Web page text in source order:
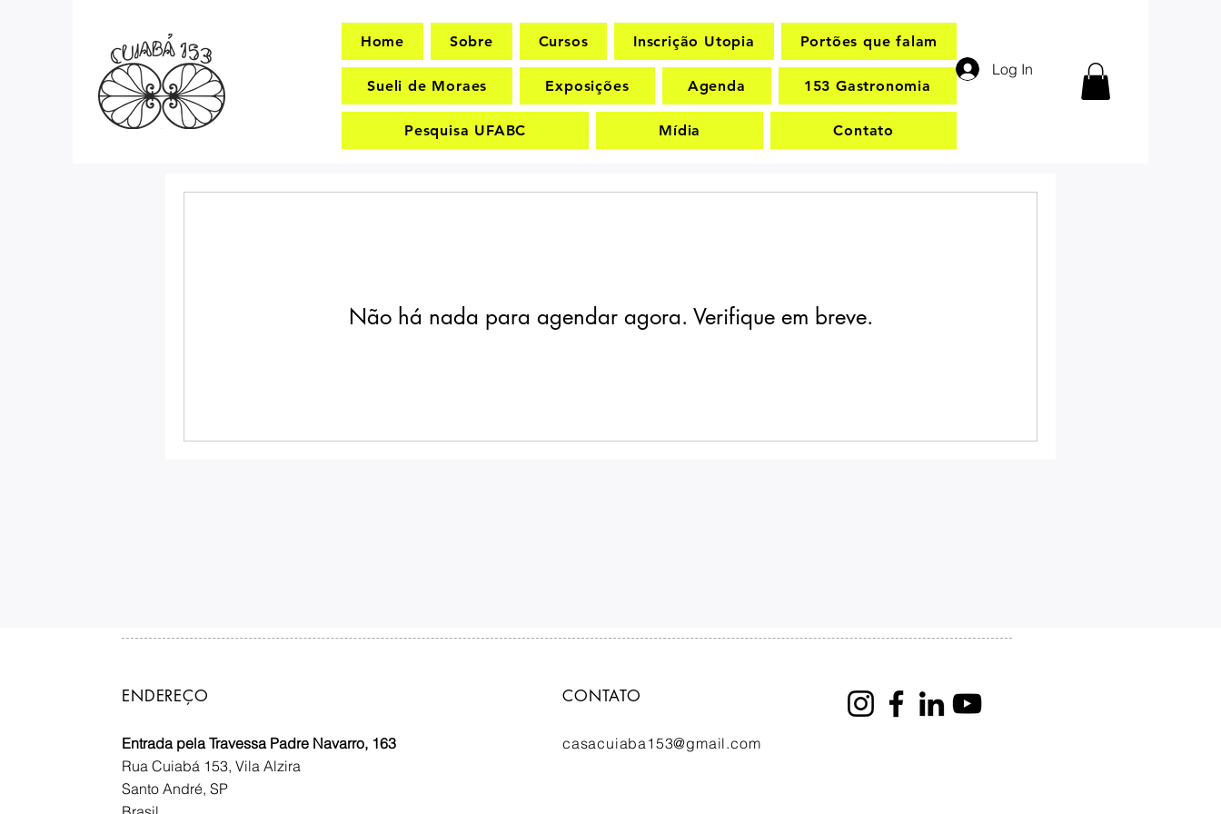
Home Sobre Cursos Inscrição Utopia Portões que falam
Sueli de Moraes Exposições Agenda 153 Gastronomia
Pesquisa UFABC Mídia Contato
Log In
Não há nada para agendar agora. Verifique em breve.
ENDEREÇO
Entrada pela Travessa Padre Navarro, 163
Rua Cuiabá 153, Vila Alzira
Santo André, SP
CONTATO
casacuiaba153@gmail.com